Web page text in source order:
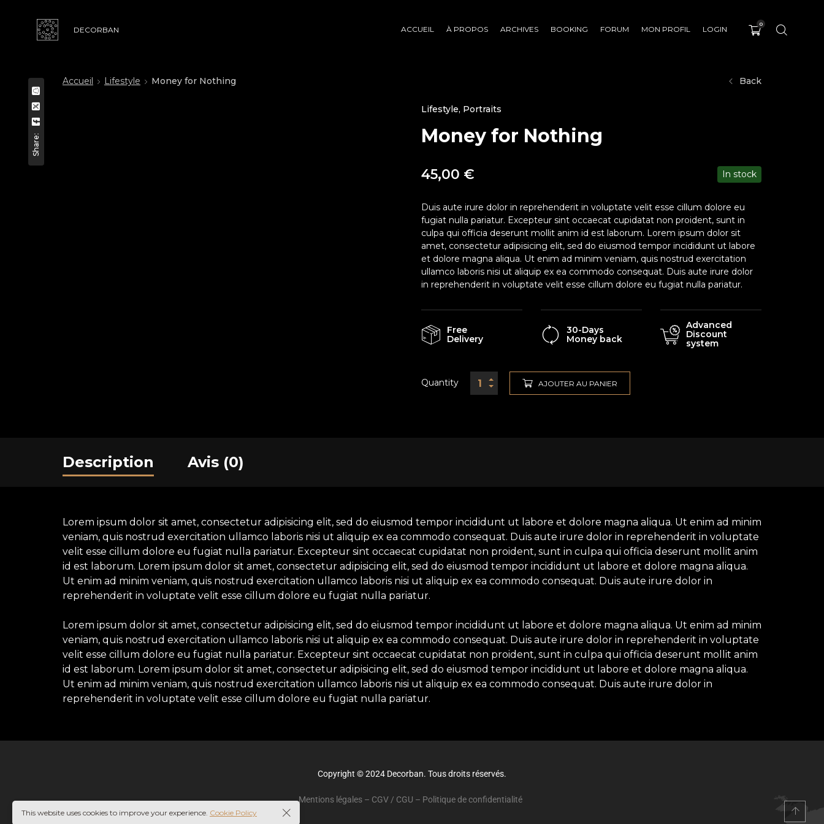
DECORBAN ACCUEIL À PROPOS ARCHIVES BOOKING FORUM MON PROFIL LOGIN
0
Share:
Accueil Lifestyle Money for Nothing Back
Lifestyle, Portraits
Money for Nothing
45,00 € In stock
Duis aute irure dolor in reprehenderit in voluptate velit esse cillum dolore eu
fugiat nulla pariatur. Excepteur sint occaecat cupidatat non proident, sunt in
culpa qui officia deserunt mollit anim id est laborum. Lorem ipsum dolor sit
amet, consectetur adipisicing elit, sed do eiusmod tempor incididunt ut labore
et dolore magna aliqua. Ut enim ad minim veniam, quis nostrud exercitation
ullamco laboris nisi ut aliquip ex ea commodo consequat. Duis aute irure dolor
in reprehenderit in voluptate velit esse cillum dolore eu fugiat nulla pariatur.
Free
Delivery
30-Days
Money back
Advanced
Discount
system
Quantity AJOUTER AU PANIER
Description Avis (0)
Lorem ipsum dolor sit amet, consectetur adipisicing elit, sed do eiusmod tempor incididunt ut labore et dolore magna aliqua. Ut enim ad minim
veniam, quis nostrud exercitation ullamco laboris nisi ut aliquip ex ea commodo consequat. Duis aute irure dolor in reprehenderit in voluptate
velit esse cillum dolore eu fugiat nulla pariatur. Excepteur sint occaecat cupidatat non proident, sunt in culpa qui officia deserunt mollit anim
id est laborum. Lorem ipsum dolor sit amet, consectetur adipisicing elit, sed do eiusmod tempor incididunt ut labore et dolore magna aliqua.
Ut enim ad minim veniam, quis nostrud exercitation ullamco laboris nisi ut aliquip ex ea commodo consequat. Duis aute irure dolor in
reprehenderit in voluptate velit esse cillum dolore eu fugiat nulla pariatur.
Lorem ipsum dolor sit amet, consectetur adipisicing elit, sed do eiusmod tempor incididunt ut labore et dolore magna aliqua. Ut enim ad minim
veniam, quis nostrud exercitation ullamco laboris nisi ut aliquip ex ea commodo consequat. Duis aute irure dolor in reprehenderit in voluptate
velit esse cillum dolore eu fugiat nulla pariatur. Excepteur sint occaecat cupidatat non proident, sunt in culpa qui officia deserunt mollit anim
id est laborum. Lorem ipsum dolor sit amet, consectetur adipisicing elit, sed do eiusmod tempor incididunt ut labore et dolore magna aliqua.
Ut enim ad minim veniam, quis nostrud exercitation ullamco laboris nisi ut aliquip ex ea commodo consequat. Duis aute irure dolor in
reprehenderit in voluptate velit esse cillum dolore eu fugiat nulla pariatur.
Copyright © 2024 Decorban. Tous droits réservés.
Mentions légales– CGV / CGU – Politique de confidentialité
This website uses cookies to improve your experience. Cookie Policy